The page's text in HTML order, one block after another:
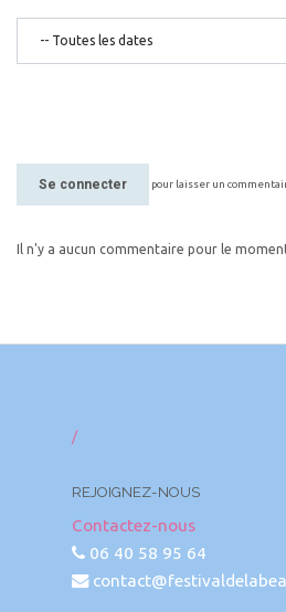
Se connecter pour laisser un
Il n'y a aucun commentaire pour le
/
REJOIGNEZ-NOUS
Contactez-nous
06 40 58 95 64